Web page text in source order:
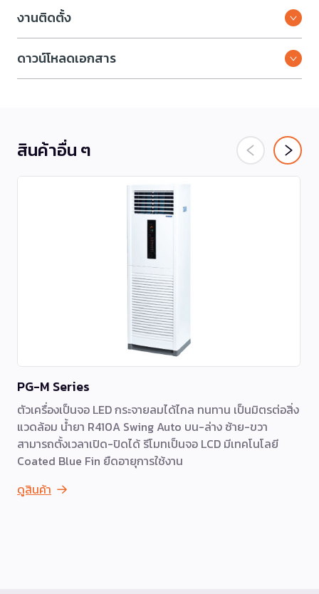
งานติดตั้ง
ดาวน์โหลดเอกสาร
สินค้าอื่น ๆ
PG-M Series
ตัวเครื่องเป็นจอ LED กระจายลมได้ไกล ทนทาน เป็นมิตรต่อสิ่ง
แวดล้อม น้ำยา R410A Swing Auto บน-ล่าง ซ้าย-ขวา
สามารถตั้งเวลาเปิด-ปิดได้ รีโมทเป็นจอ LCD มีเทคโนโลยี
Coated Blue Fin ยืดอายุการใช้งาน
ดูสินค้า